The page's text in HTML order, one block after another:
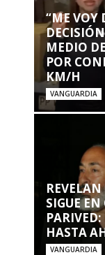
“ME VOY
MEDIO
POR
KM/H
VANGUARDIA
SIGUE
PARIVED:
HASTA
VANGUARDIA